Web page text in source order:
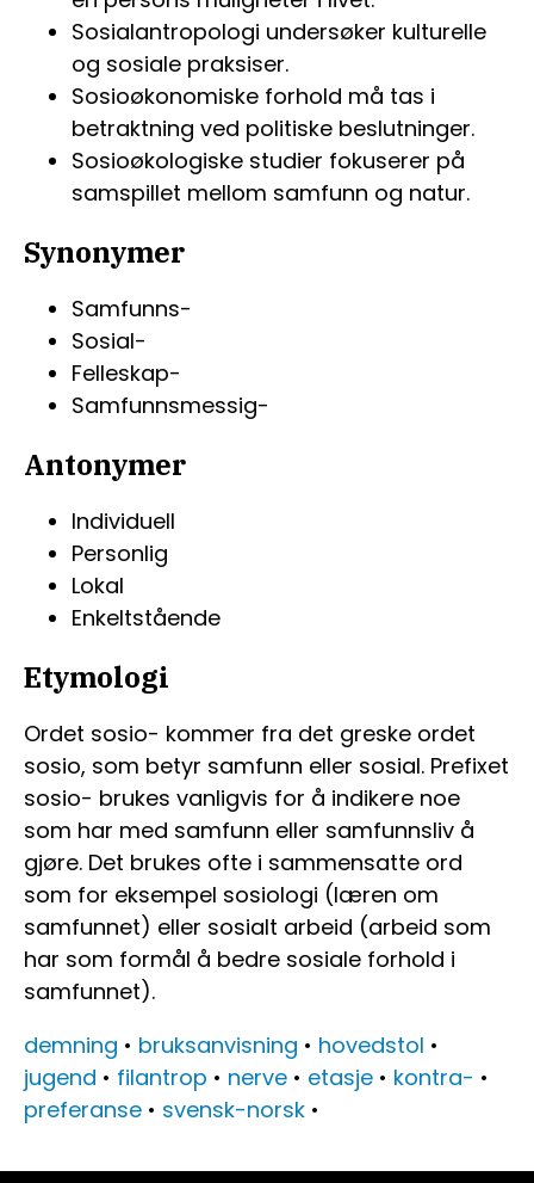
Sosialantropologi undersøker kulturelle
og sosiale praksiser.
Sosioøkonomiske forhold må tas i
betraktning ved politiske beslutninger.
Sosioøkologiske studier fokuserer på
samspillet mellom samfunn og natur.
Synonymer
Samfunns-
Sosial-
Felleskap-
Samfunnsmessig-
Antonymer
Individuell
Personlig
Lokal
Enkeltstående
Etymologi
Ordet sosio- kommer fra det greske ordet
sosio, som betyr samfunn eller sosial. Prefixet
sosio- brukes vanligvis for å indikere noe
som har med samfunn eller samfunnsliv å
gjøre. Det brukes ofte i sammensatte ord
som for eksempel sosiologi (læren om
samfunnet) eller sosialt arbeid (arbeid som
har som formål å bedre sosiale forhold i
samfunnet).
demning • bruksanvisning • hovedstol •
jugend • filantrop • nerve • etasje • kontra- •
preferanse • svensk-norsk •